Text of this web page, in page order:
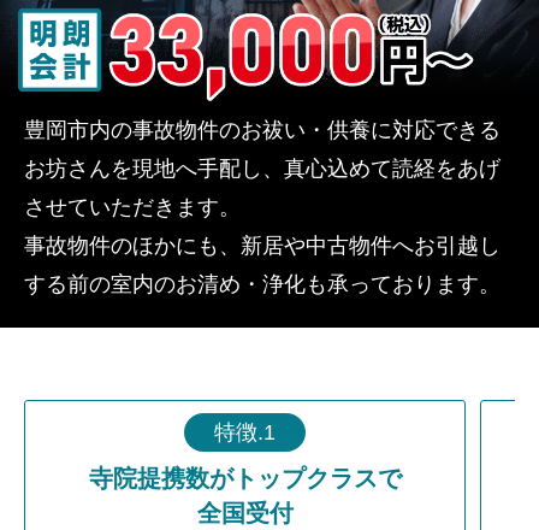
豊岡市内の事故物件のお祓い・供養に対応できる
お坊さんを現地へ手配し、真心込めて読経をあげ
させていただきます。
事故物件のほかにも、新居や中古物件へお引越し
する前の室内のお清め・浄化も承っております。
特徴.1
寺院提携数がトップクラスで
全国受付